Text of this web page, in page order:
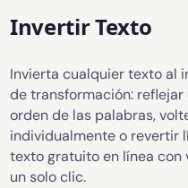
Invertir Texto
Invierta cualquier texto al
de transformación:
orden de las palabras,
individualmente o revertir
texto gratuito en línea con
un solo clic.